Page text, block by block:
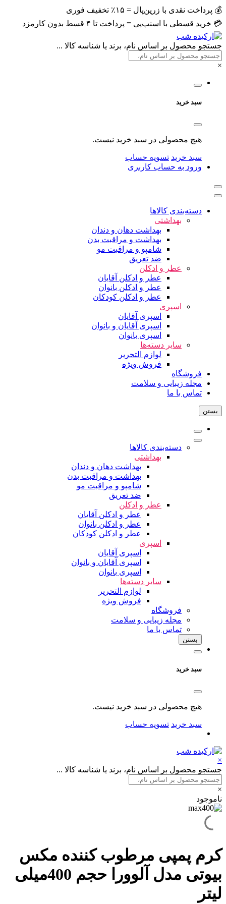
💰 پرداخت نقدی با زرین‌پال = ۱۵٪ تخفیف فوری
💳 خرید قسطی با اسنپ‌پی = پرداخت تا ۴ قسط بدون کارمزد
جستجو محصول بر اساس نام، برند یا شناسه کالا ...
×
سبد خرید
هیچ محصولی در سبد خرید نیست.
سبد خرید تسویه حساب
ورود به حساب کاربری
دسته‌بندی کالاها
بهداشتی
بهداشت دهان و دندان
بهداشت و مراقبت بدن
شامپو و مراقبت مو
ضد تعریق
عطر و ادکلن
عطر و ادکلن آقایان
عطر و ادکلن بانوان
عطر و ادکلن کودکان
اسپری
اسپری آقایان
اسپری آقایان و بانوان
اسپری بانوان
سایر دسته‌ها
لوازم التحریر
فروش ویژه
فروشگاه
مجله زیبایی و سلامت
تماس با ما
بستن
دسته‌بندی کالاها
بهداشتی
بهداشت دهان و دندان
بهداشت و مراقبت بدن
شامپو و مراقبت مو
ضد تعریق
عطر و ادکلن
عطر و ادکلن آقایان
عطر و ادکلن بانوان
عطر و ادکلن کودکان
اسپری
اسپری آقایان
اسپری آقایان و بانوان
اسپری بانوان
سایر دسته‌ها
لوازم التحریر
فروش ویژه
فروشگاه
مجله زیبایی و سلامت
تماس با ما
بستن
سبد خرید
هیچ محصولی در سبد خرید نیست.
سبد خرید تسویه حساب
×
جستجو محصول بر اساس نام، برند یا شناسه کالا ...
×
ناموجود
کرم پمپی مرطوب کننده مکس
بیوتی مدل آلوورا حجم 400میلی
لیتر